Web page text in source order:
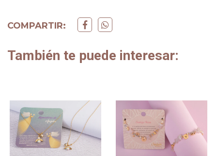
COMPARTIR:
También te puede interesar: